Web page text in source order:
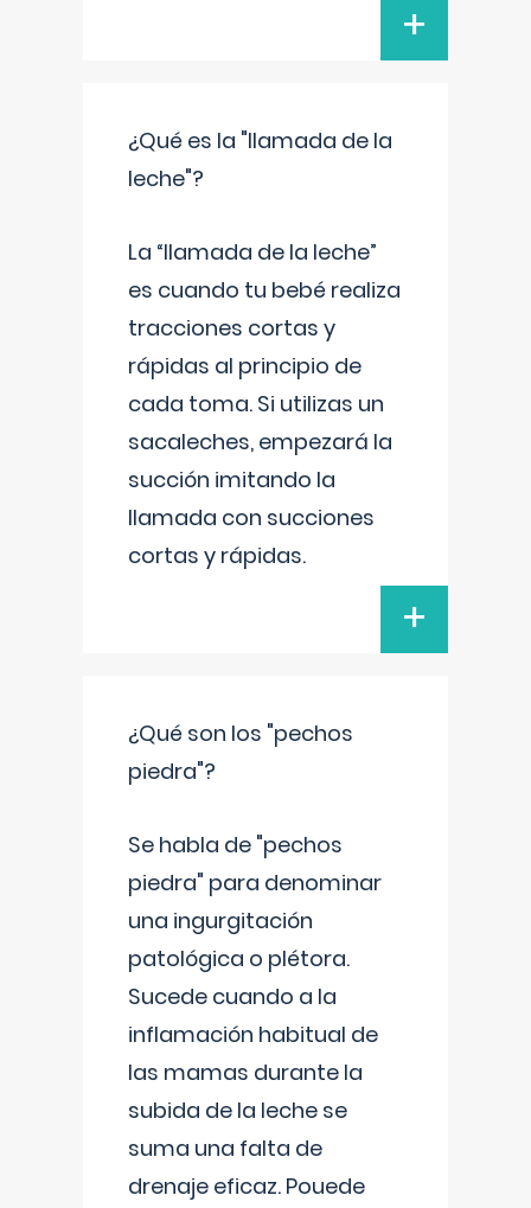
+
¿Qué es la "llamada de la
leche"?
La “llamada de la leche”
es cuando tu bebé realiza
tracciones cortas y
rápidas al principio de
cada toma. Si utilizas un
sacaleches, empezará la
succión imitando la
llamada con succiones
cortas y rápidas.
+
¿Qué son los "pechos
piedra"?
Se habla de "pechos
piedra" para denominar
una ingurgitación
patológica o plétora.
Sucede cuando a la
inflamación habitual de
las mamas durante la
subida de la leche se
suma una falta de
drenaje eficaz. Pouede